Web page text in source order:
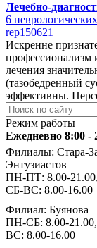
Лечебно-
6
rep150621
Искренне
профессионализм
лечения
(тазобедренный
эффективны.
Режим работы
Ежедневно 8:00 -
Филиалы: Стара-
Энтузиастов
ПН-ПТ: 8.00-21.00,
СБ-ВС: 8.00-16.00
Филиал: Буянова
ПН-СБ: 8.00-21.00,
ВС: 8.00-16.00